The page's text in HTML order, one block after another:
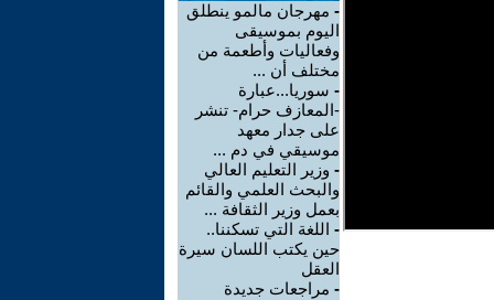
- مهرجان مالمو ينطلق
اليوم بموسيقى
وفعاليات وأطعمة من
مختلف أن ...
- سوريا...عبارة
-المعازف حرام- تنشر
على جدار معهد
موسيقي في دم ...
- وزير التعليم العالي
والبحث العلمي والقائم
بعمل وزير الثقافة ...
- اللغة التي تسكننا..
حين يكتب اللسان سيرة
العقل
- مراجعات جديدة